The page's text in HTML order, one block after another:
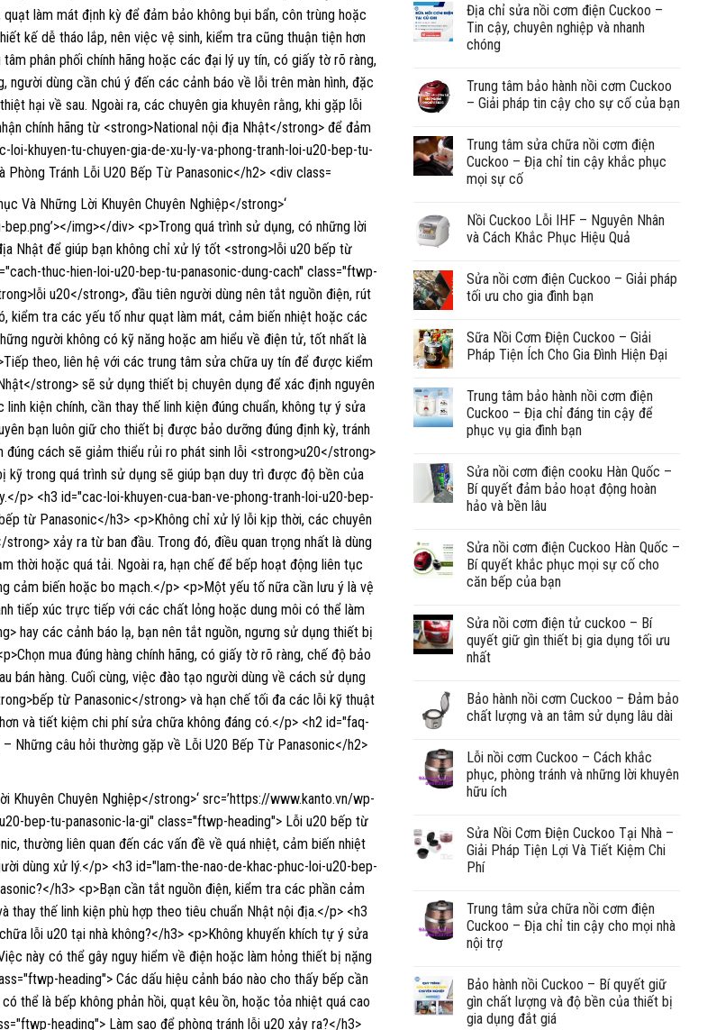
Địa chỉ sửa nồi cơm điện Cuckoo –
Tin cậy, chuyên nghiệp và nhanh
chóng
Trung tâm bảo hành nồi cơm Cuckoo
– Giải pháp tin cậy cho sự cố của bạn
Trung tâm sửa chữa nồi cơm điện
Cuckoo – Địa chỉ tin cậy khắc phục
mọi sự cố
Nồi Cuckoo Lỗi IHF – Nguyên Nhân
và Cách Khắc Phục Hiệu Quả
Sửa nồi cơm điện Cuckoo – Giải pháp
tối ưu cho gia đình bạn
Sữa Nồi Cơm Điện Cuckoo – Giải
Pháp Tiện Ích Cho Gia Đình Hiện Đại
Trung tâm bảo hành nồi cơm điện
Cuckoo – Địa chỉ đáng tin cậy để
phục vụ gia đình bạn
Sửa nồi cơm điện cooku Hàn Quốc –
Bí quyết đảm bảo hoạt động hoàn
hảo và bền lâu
Sửa nồi cơm điện Cuckoo Hàn Quốc –
Bí quyết khắc phục mọi sự cố cho
căn bếp của bạn
Sửa nồi cơm điện tử cuckoo – Bí
quyết giữ gìn thiết bị gia dụng tối ưu
nhất
Bảo hành nồi cơm Cuckoo – Đảm bảo
chất lượng và an tâm sử dụng lâu dài
Lỗi nồi cơm Cuckoo – Cách khắc
phục, phòng tránh và những lời khuyên
hữu ích
Sửa Nồi Cơm Điện Cuckoo Tại Nhà –
Giải Pháp Tiện Lợi Và Tiết Kiệm Chi
Phí
Trung tâm sửa chữa nồi cơm điện
Cuckoo – Địa chỉ tin cậy cho mọi nhà
nội trợ
Bảo hành nồi Cuckoo – Bí quyết giữ
gìn chất lượng và độ bền của thiết bị
gia dụng đắt giá